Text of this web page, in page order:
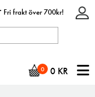
Fri frakt över 700kr!
0 0 KR